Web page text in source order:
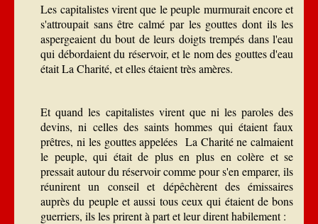
Les capitalistes virent que le peuple murmurait encore et
s'attroupait sans être calmé par les gouttes dont ils les
aspergeaient du bout de leurs doigts trempés dans l'eau
qui débordaient du réservoir, et le nom des gouttes d'eau
était La Charité, et elles étaient très amères.
Et quand les capitalistes virent que ni les paroles des
devins, ni celles des saints hommes qui étaient faux
prêtres, ni les gouttes appelées La Charité ne calmaient
le peuple, qui était de plus en plus en colère et se
pressait autour du réservoir comme pour s'en emparer, ils
réunirent un conseil et dépêchèrent des émissaires
auprès du peuple et aussi tous ceux qui étaient de bons
guerriers, ils les prirent à part et leur dirent habilement :